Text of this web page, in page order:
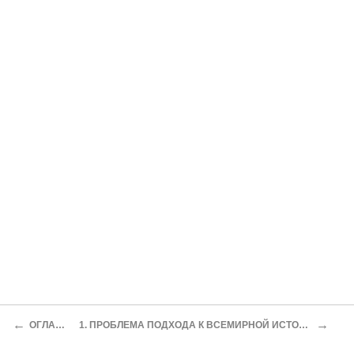
← ОГЛАВЛЕНИЕ 1. ПРОБЛЕМА ПОДХОДА К ВСЕМИРНОЙ ИСТОРИИ И ПОНЯТИЙНЫЙ АППАРАТ →